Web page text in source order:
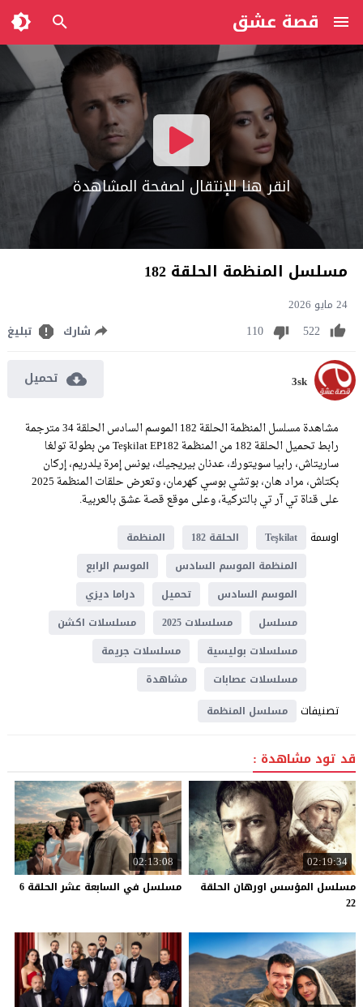
قصة عشق
انقر هنا للإنتقال لصفحة المشاهدة
مسلسل المنظمة الحلقة 182
24 مايو 2026
522
110 شارك تبليغ
3sk تحميل
مشاهدة مسلسل المنظمة الحلقة 182 الموسم السادس الحلقة 34 مترجمة
رابط تحميل الحلقة 182 من المنظمة Teşkilat EP182 من بطولة تولغا
ساريتاش، رابيا سويتورك، عدنان بيريجيك، يونس إمرة يلدريم، إركان
بكتاش، مراد هان، بوتشي بوسي كهرمان، وتعرض حلقات المنظمة 2025
على قناة تي آر تي بالتركية، وعلى موقع قصة عشق بالعربية.
اوسمة
Teşkilat الحلقة 182
المنظمة
المنظمة الموسم السادس
الموسم الرابع
الموسم السادس
تحميل
دراما ديزي
مسلسل
مسلسلات 2025
مسلسلات اكشن
مسلسلات بوليسية
مسلسلات جريمة
مسلسلات عصابات
مشاهدة
تصنيفات مسلسل المنظمة
قد تود مشاهدة :
02:19:34
مسلسل المؤسس اورهان الحلقة
22
02:13:08
مسلسل في السابعة عشر الحلقة 6